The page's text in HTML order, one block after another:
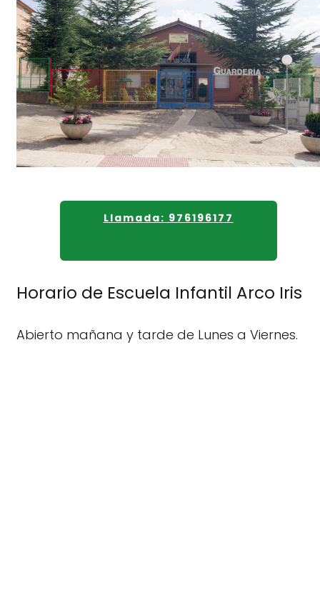
Llamada: 976196177
Horario de Escuela Infantil Arco Iris
Abierto mañana y tarde de Lunes a Viernes.